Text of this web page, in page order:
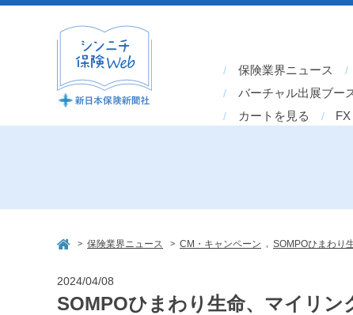
保険業界ニュース
バーチャル出展ブー
カートを見る
FX
> 保険業界ニュース > CM・キャンペーン SOMPOひまわり
2024/04/08
SOMPOひまわり生命、マイリン